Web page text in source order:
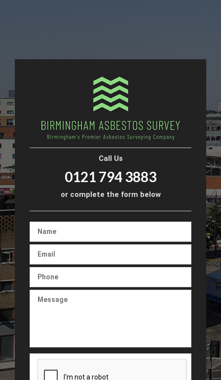
Call Us
0121 794 3883
or complete the form below